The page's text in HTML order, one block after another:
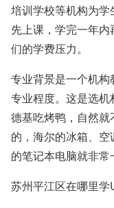
培训学校等机构为
先上课，学完一年
们的学费压力。
专业背景是一个机
专业程度。这是选机
德基吃烤鸭，自然
的，海尔的冰箱、
的笔记本电脑就非常
苏州平江区在哪里